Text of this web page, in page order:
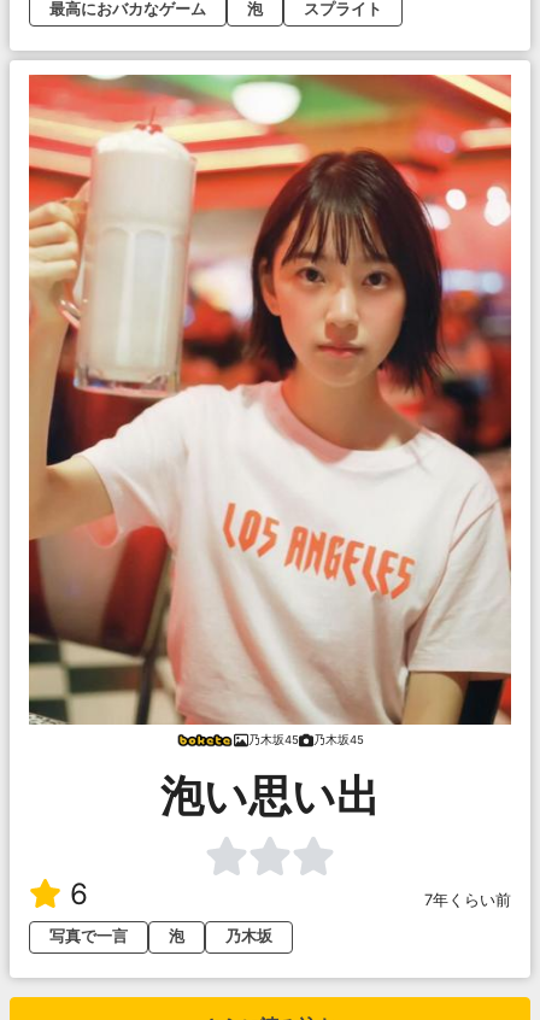
最高におバカなゲーム 泡 スプライト
乃木坂45 乃木坂45
泡い思い出
6
7年くらい前
写真で一言
泡 乃木坂